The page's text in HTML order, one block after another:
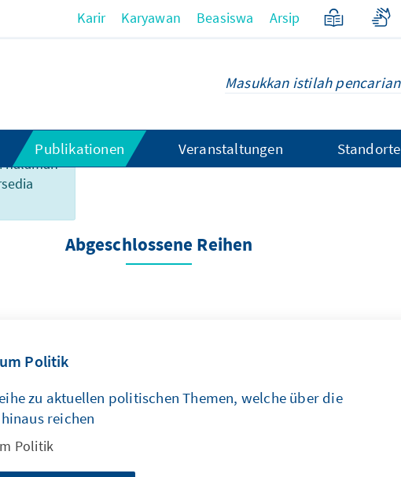
halaman
Karir Karyawan Beasiswa Arsip
Publikationen Veranstaltungen Standorte
Abgeschlossene Reihen
Politik
zu aktuellen politischen Themen, welche über die
reichen
Politik